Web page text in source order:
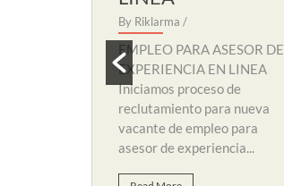
By Riklarma /
EMPLEO PARA ASESOR DE
EXPERIENCIA EN LINEA
Iniciamos proceso de
reclutamiento para nueva
vacante de empleo para
asesor de experiencia...